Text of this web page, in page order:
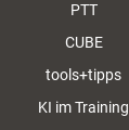
PTT
CUBE
tools+tipps
KI im Training